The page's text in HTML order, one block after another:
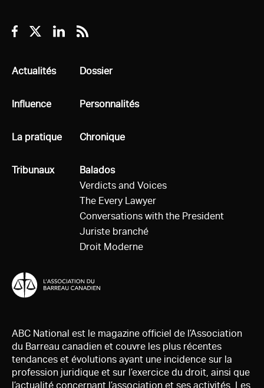
Facebook
TwitterLinkedin
RSS
Tous
Actualités
Tous
Influence
Tous
La pratique
Tous
Tribunaux
Tous
Dossier
Tous
Personnalités
Tous
Chronique
Tous
Balados
Verdicts and Voices
The Every Lawyer
Conversations with the President
Juriste branché
Droit Moderne
ABC National est le magazine officiel de l’Association
du Barreau canadien et couvre les plus récentes
tendances et évolutions ayant une incidence sur la
profession juridique et sur l’exercice du droit, ainsi que
l’actualité concernant l’association et ses activités. Les